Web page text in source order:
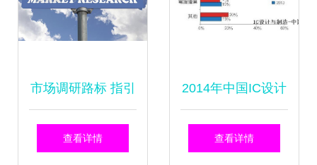
市场调研路标 指引
企业精准前行的调
查看详情
2014年中国IC设计
公司市场调研分析
查看详情